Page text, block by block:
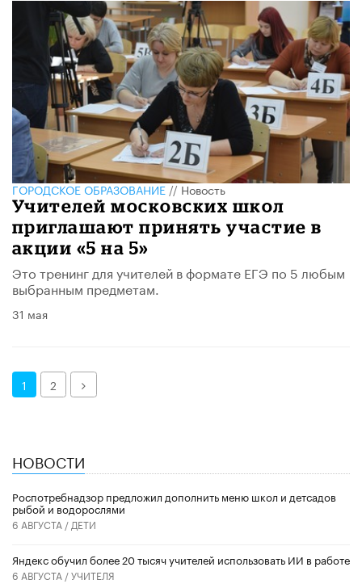
ГОРОДСКОЕ ОБРАЗОВАНИЕ//Новость
Учителей московских школ
приглашают принять участие в
акции «5 на 5»
Это тренинг для учителей в формате ЕГЭ по 5 любым
выбранным предметам.
31 мая
1 2 Далее
НОВОСТИ
Роспотребнадзор предложил дополнить меню школ и детсадов
рыбой и водорослями
6 АВГУСТА / ДЕТИ
​Яндекс обучил более 20 тысяч учителей использовать ИИ в работе
6 АВГУСТА /УЧИТЕЛЯ